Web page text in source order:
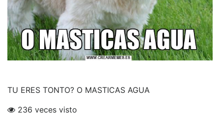
TU ERES TONTO? O MASTICAS AGUA
236 veces visto